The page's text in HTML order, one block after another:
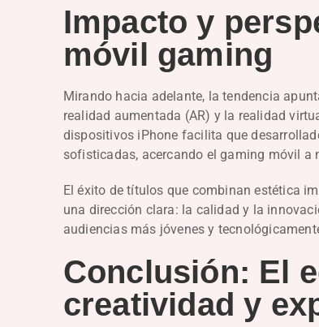
Impacto y
móvil gaming
Mirando hacia adelante, la tendencia
realidad aumentada (AR) y la realidad
dispositivos iPhone facilita que
sofisticadas, acercando el gaming móvil a
El éxito de títulos que combinan estética
una dirección clara: la calidad y la
audiencias más jóvenes y
Conclusión: El
creatividad y